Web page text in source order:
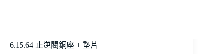
6.15.64 止逆閥銅座 + 墊片